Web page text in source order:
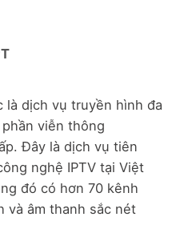
là dịch vụ truyền hình đa
viễn thông
Đây là dịch vụ tiên
nghệ IPTV tại Việt
đó có hơn 70 kênh
và âm thanh sắc nét